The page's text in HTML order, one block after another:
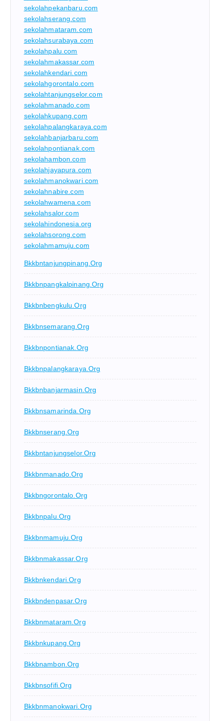
sekolahpekanbaru.com
sekolahserang.com
sekolahmataram.com
sekolahsurabaya.com
sekolahpalu.com
sekolahmakassar.com
sekolahkendari.com
sekolahgorontalo.com
sekolahtanjungselor.com
sekolahmanado.com
sekolahkupang.com
sekolahpalangkaraya.com
sekolahbanjarbaru.com
sekolahpontianak.com
sekolahambon.com
sekolahjayapura.com
sekolahmanokwari.com
sekolahnabire.com
sekolahwamena.com
sekolahsalor.com
sekolahindonesia.org
sekolahsorong.com
sekolahmamuju.com
Bkkbntanjungpinang.org
Bkkbnpangkalpinang.org
Bkkbnbengkulu.org
Bkkbnsemarang.org
Bkkbnpontianak.org
Bkkbnpalangkaraya.org
Bkkbnbanjarmasin.org
Bkkbnsamarinda.org
Bkkbnserang.org
Bkkbntanjungselor.org
Bkkbnmanado.org
Bkkbngorontalo.org
Bkkbnpalu.org
Bkkbnmamuju.org
Bkkbnmakassar.org
Bkkbnkendari.org
Bkkbndenpasar.org
Bkkbnmataram.org
Bkkbnkupang.org
Bkkbnambon.org
Bkkbnsofifi.org
Bkkbnmanokwari.org